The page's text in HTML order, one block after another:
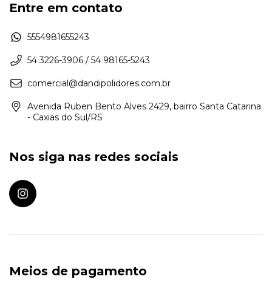
Entre em contato
5554981655243
54 3226-3906 / 54 98165-5243
comercial@dandipolidores.com.br
Avenida Ruben Bento Alves 2429, bairro Santa Catarina
- Caxias do Sul/RS
Nos siga nas redes sociais
Meios de pagamento